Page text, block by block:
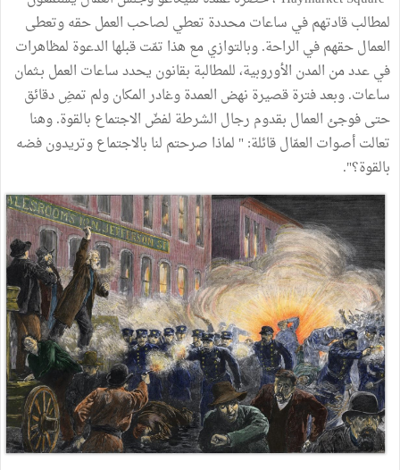
لمطالب قادتهم في ساعات محددة تعطي لصاحب العمل حقه وتعطى
العمال حقهم في الراحة. وبالتوازي مع هذا تمّت قبلها الدعوة لمظاهرات
في عدد من المدن الأوروبية، للمطالبة بقانون يحدد ساعات العمل بـثمان
ساعات. وبعد فترة قصيرة نهض العمدة وغادر المكان ولم تمضِ دقائق
حتى فوجئ العمال بقدوم رجال الشرطة لفضّ الاجتماع بالقوة. وهنا
تعالت أصوات العمّال قائلة: " لماذا صرحتم لنا بالاجتماع وتريدون فضه
بالقوة؟".